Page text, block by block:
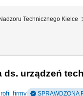
Technicznego Kielce
ds. urządzeń
firmy SPRAWDZONA